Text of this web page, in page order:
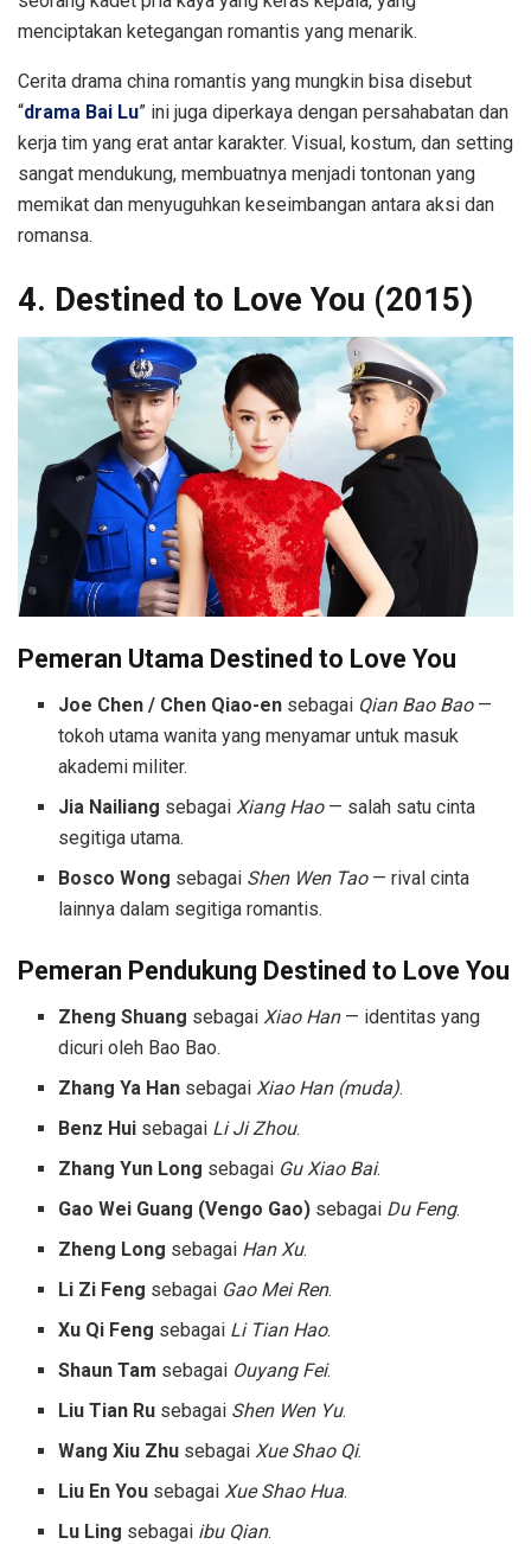
menciptakan ketegangan romantis yang menarik.
Cerita drama china romantis yang mungkin bisa disebut
“drama Bai Lu” ini juga diperkaya dengan persahabatan dan
kerja tim yang erat antar karakter. Visual, kostum, dan setting
sangat mendukung, membuatnya menjadi tontonan yang
memikat dan menyuguhkan keseimbangan antara aksi dan
romansa.
4. Destined to Love You (2015)
Pemeran Utama Destined to Love You
Joe Chen / Chen Qiao-en sebagai Qian Bao Bao—
tokoh utama wanita yang menyamar untuk masuk
akademi militer.
Jia Nailiang sebagaiXiang Hao— salah satu cinta
segitiga utama.
Bosco Wong sebagai Shen Wen Tao— rival cinta
lainnya dalam segitiga romantis.
Pemeran Pendukung Destined to Love You
Zheng Shuang sebagaiXiao Han— identitas yang
dicuri oleh Bao Bao.
Zhang Ya Han sebagaiXiao Han (muda).
Benz Hui sebagai Li Ji Zhou.
Zhang Yun Long sebagai Gu Xiao Bai.
Gao Wei Guang (Vengo Gao) sebagai Du Feng.
Zheng Long sebagai Han Xu.
Li Zi Feng sebagai Gao Mei Ren.
Xu Qi Feng sebagai Li Tian Hao.
Shaun Tam sebagai Ouyang Fei.
Liu Tian Ru sebagai Shen Wen Yu.
Wang Xiu Zhu sebagaiXue Shao Qi.
Liu En You sebagaiXue Shao Hua.
Lu Ling sebagai ibu Qian.